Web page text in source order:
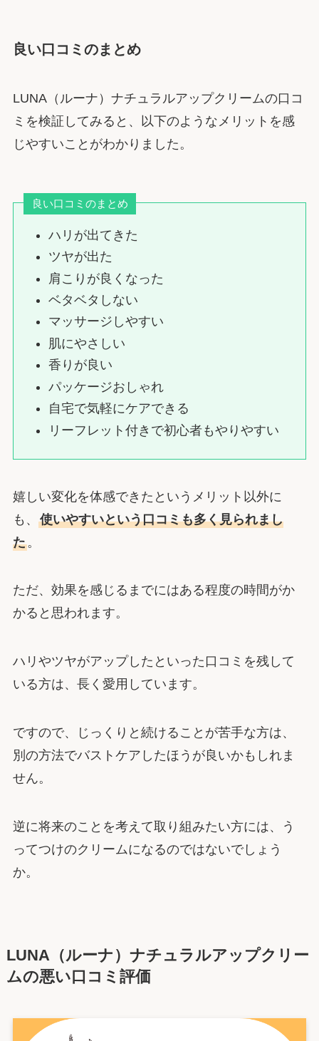
良い口コミのまとめ
LUNA（ルーナ）ナチュラルアップクリームの口コ
ミを検証してみると、以下のようなメリットを感
じやすいことがわかりました。
良い口コミのまとめ
ハリが出てきた
ツヤが出た
肩こりが良くなった
ベタベタしない
マッサージしやすい
肌にやさしい
香りが良い
パッケージおしゃれ
自宅で気軽にケアできる
リーフレット付きで初心者もやりやすい
嬉しい変化を体感できたというメリット以外に
も、 使いやすいという口コミも多く見られまし
た。
ただ、効果を感じるまでにはある程度の時間がか
かると思われます。
ハリやツヤがアップしたといった口コミを残して
いる方は、長く愛用しています。
ですので、じっくりと続けることが苦手な方は、
別の方法でバストケアしたほうが良いかもしれま
せん。
逆に将来のことを考えて取り組みたい方には、う
ってつけのクリームになるのではないでしょう
か。
LUNA（ルーナ）ナチュラルアップクリー
ムの悪い口コミ評価